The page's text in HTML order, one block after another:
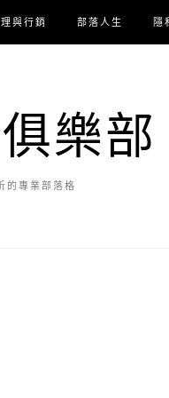
與行銷 部落人生 隱
樂部
的專業部落格